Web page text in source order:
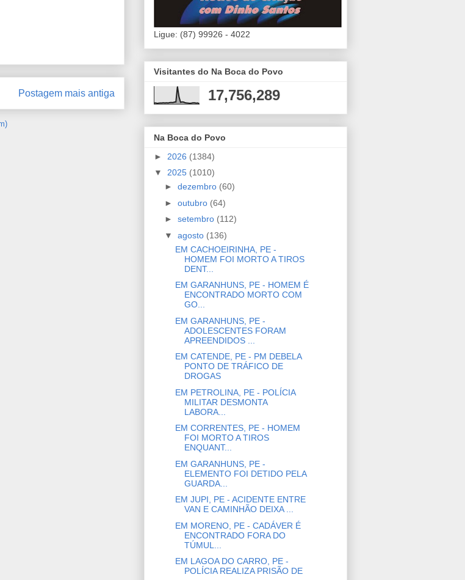
Postagem mais antiga
Ligue: (87) 99926 - 4022
Visitantes do Na Boca do Povo
17,756,289
Na Boca do Povo
► 2026 (1384)
▼ 2025 (1010)
► dezembro (60)
► outubro (64)
► setembro (112)
▼ agosto (136)
EM CACHOEIRINHA, PE -
HOMEM FOI MORTO A TIROS
DENT...
EM GARANHUNS, PE - HOMEM É
ENCONTRADO MORTO COM
GO...
EM GARANHUNS, PE -
ADOLESCENTES FORAM
APREENDIDOS ...
EM CATENDE, PE - PM DEBELA
PONTO DE TRÁFICO DE
DROGAS
EM PETROLINA, PE - POLÍCIA
MILITAR DESMONTA
LABORA...
EM CORRENTES, PE - HOMEM
FOI MORTO A TIROS
ENQUANT...
EM GARANHUNS, PE -
ELEMENTO FOI DETIDO PELA
GUARDA...
EM JUPI, PE - ACIDENTE ENTRE
VAN E CAMINHÃO DEIXA ...
EM MORENO, PE - CADÁVER É
ENCONTRADO FORA DO
TÚMUL...
EM LAGOA DO CARRO, PE -
POLÍCIA REALIZA PRISÃO DE